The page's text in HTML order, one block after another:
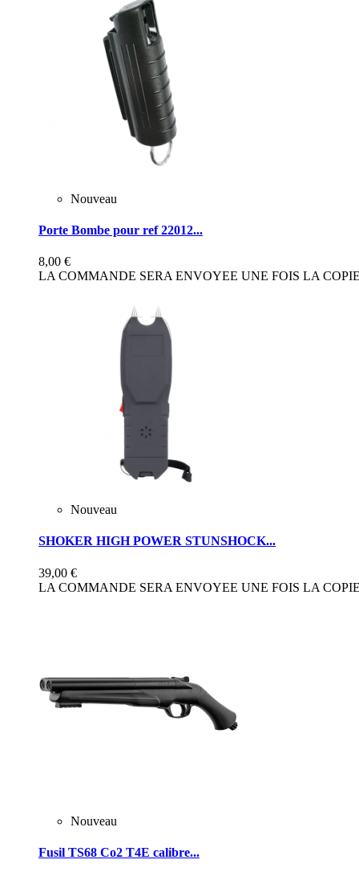
Nouveau
Porte Bombe pour ref 22012...
8,00 €
LA COMMANDE SERA ENVOYEE UNE FOIS LA
Nouveau
SHOKER HIGH POWER STUNSHOCK...
39,00 €
LA COMMANDE SERA ENVOYEE UNE FOIS LA
Nouveau
Fusil TS68 Co2 T4E calibre...